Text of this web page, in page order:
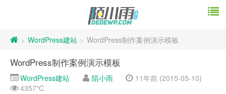
> WordPress建站 > WordPress制作案例演示模板
WordPress制作案例演示模板
WordPress建站 陌小雨
11年前 (2015-05-10)
4357℃